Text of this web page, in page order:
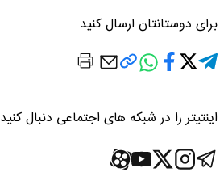
برای دوستانتان ارسال کنید
اینتیتر را در شبکه های اجتماعی دنبال کنید